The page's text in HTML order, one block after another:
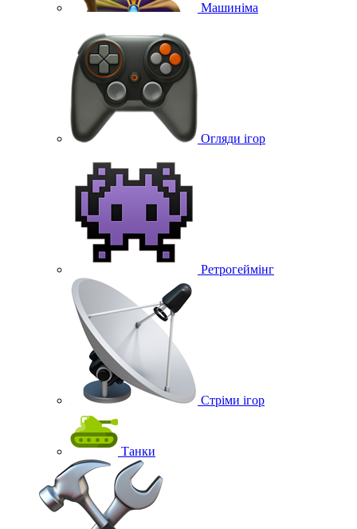
Машиніма
Огляди ігор
Ретрогеймінг
Стріми ігор
Танки